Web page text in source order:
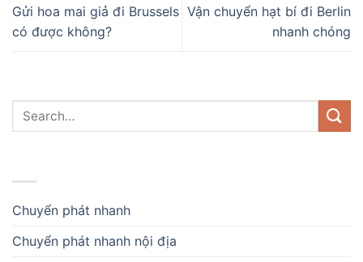
Gửi hoa mai giả đi Brussels
có được không?
Vận chuyển hạt bí đi Berlin
nhanh chóng
Chuyển phát nhanh
Chuyển phát nhanh nội địa